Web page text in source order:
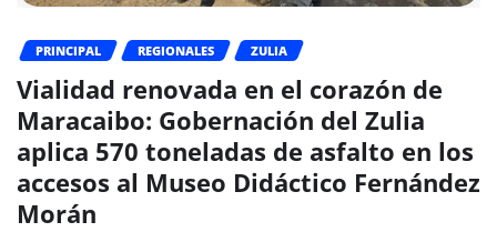
PRINCIPAL REGIONALES ZULIA
Vialidad renovada en el corazón de
Maracaibo: Gobernación del Zulia
aplica 570 toneladas de asfalto en los
accesos al Museo Didáctico Fernández
Morán